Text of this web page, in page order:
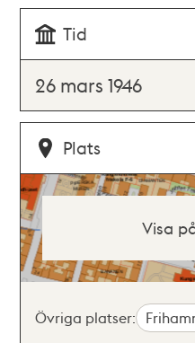
Tid
26 mars 1946
Plats
Visa
Övriga platser: